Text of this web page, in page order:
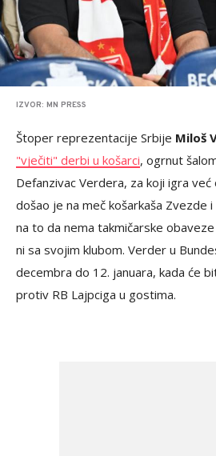
IZVOR: MN PRESS
Štoper reprezentacije Srbije Miloš
"vječiti" derbi u košarci, ogrnut
Defanzivac Verdera, za koji igra već
došao je na meč košarkaša Zvezde
na to da nema takmičarske
ni sa svojim klubom. Verder u
decembra do 12. januara, kada će
protiv RB Lajpciga u gostima.